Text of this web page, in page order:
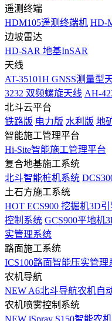
遥测终端
HDM105遥测终端机 HD-
边坡雷达
HD-SAR 地基InSAR
天线
AT-35101H GNSS测量型
3232 双频螺旋天线 AH-
北斗云平台
铁路版 电力版 水利版 地
智能施工管理平台
Hi-Site智能施工管理平台
复合地基施工系统
北斗智能桩机系统
土石方施工系统
HOT ECS900 挖掘机3D
控制系统 GCS900平地机
实管理系统
路面施工系统
ICS100路面智能压实管理
农机导航
NEW A6北斗导航农机自
农机喷雾控制系统
NEW iSpray S150智能农